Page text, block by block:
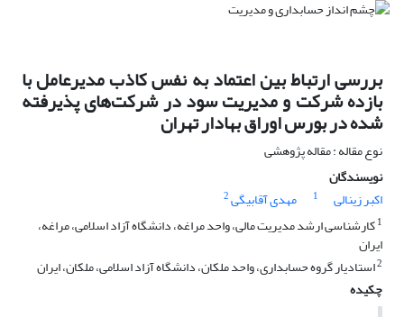
بررسی ارتباط بین اعتماد به نفس کاذب مدیرعامل با
بازده شرکت و مدیریت سود در شرکت‌های پذیرفته
شده در بورس اوراق بهادار تهران
نوع مقاله : مقاله پژوهشی
نویسندگان
اکبر زینالی
1 مهدی آقابیگی2
1کارشناسی ارشد مدیریت مالی، واحد مراغه، دانشگاه آزاد اسلامی، مراغه،
ایران
2استادیار گروه حسابداری، واحد ملکان، دانشگاه آزاد اسلامی، ملکان، ایران
چکیده